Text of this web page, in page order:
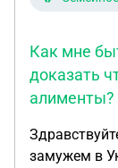
Как мне
доказать
алименты?
замужем в